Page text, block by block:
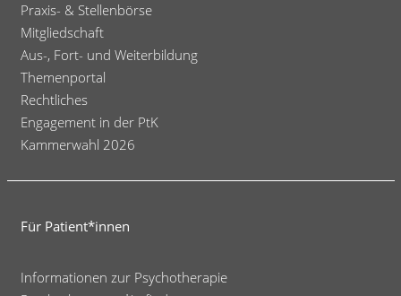
Praxis- & Stellenbörse
Mitgliedschaft
Aus-, Fort- und Weiterbildung
Themenportal
Rechtliches
Engagement in der PtK
Kammerwahl 2026
Für Patient*innen
Informationen zur Psychotherapie